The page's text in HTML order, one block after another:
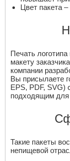
Цвет пакета
Печать
макету
компании
Вы присылаете
EPS, PDF,
подходящим для
Такие пакеты
непищевой